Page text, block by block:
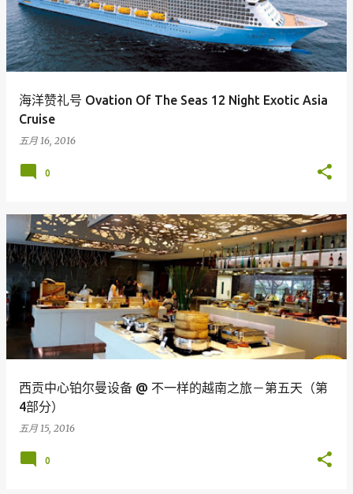
海洋赞礼号 Ovation Of The Seas 12 Night Exotic Asia
Cruise
五月 16, 2016
0
西贡中心铂尔曼设备 @ 不一样的越南之旅－第五天（第
4部分）
五月 15, 2016
0